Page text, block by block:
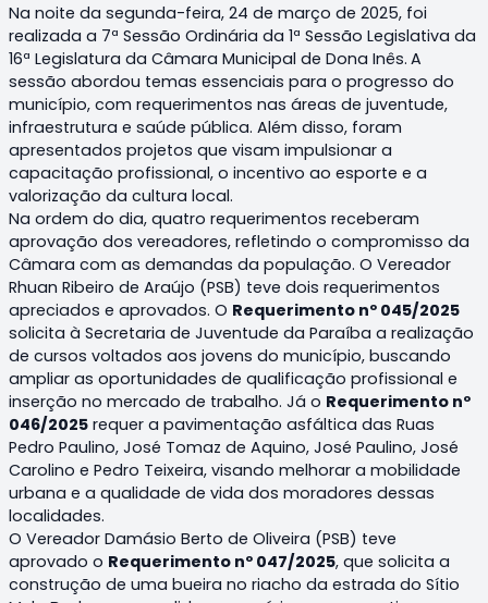
Na noite da segunda-feira, 24 de março de 2025, foi
realizada a 7ª Sessão Ordinária da 1ª Sessão Legislativa da
16ª Legislatura da Câmara Municipal de Dona Inês. A
sessão abordou temas essenciais para o progresso do
município, com requerimentos nas áreas de juventude,
infraestrutura e saúde pública. Além disso, foram
apresentados projetos que visam impulsionar a
capacitação profissional, o incentivo ao esporte e a
valorização da cultura local.
Na ordem do dia, quatro requerimentos receberam
aprovação dos vereadores, refletindo o compromisso da
Câmara com as demandas da população. O Vereador
Rhuan Ribeiro de Araújo (PSB) teve dois requerimentos
apreciados e aprovados. O Requerimento nº 045/2025
solicita à Secretaria de Juventude da Paraíba a realização
de cursos voltados aos jovens do município, buscando
ampliar as oportunidades de qualificação profissional e
inserção no mercado de trabalho. Já o Requerimento nº
046/2025 requer a pavimentação asfáltica das Ruas
Pedro Paulino, José Tomaz de Aquino, José Paulino, José
Carolino e Pedro Teixeira, visando melhorar a mobilidade
urbana e a qualidade de vida dos moradores dessas
localidades.
O Vereador Damásio Berto de Oliveira (PSB) teve
aprovado o Requerimento nº 047/2025, que solicita a
construção de uma bueira no riacho da estrada do Sítio